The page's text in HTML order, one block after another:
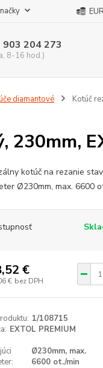
903 204 273
8-16 hod.)
diamantové
Kotúč
kotúč na rezanie
Ø230mm, max. 6600
€
€ bez DPH
1/108715
EXTOL PREMIUM
Ø230mm, max.
6600 ot./min